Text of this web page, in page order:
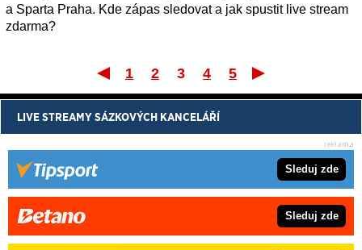
a Sparta Praha. Kde zápas sledovat a jak spustit live stream
zdarma?
První
1 2 3 4 5
LIVE STREAMY SÁZKOVÝCH KANCELÁŘÍ
Sleduj zde
Sleduj zde